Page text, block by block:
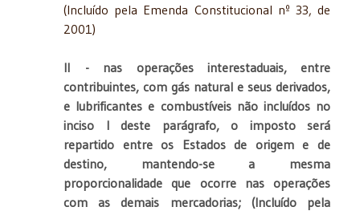
(Incluído pela Emenda Constitucional nº 33, de
2001)
II - nas operações interestaduais, entre
contribuintes, com gás natural e seus derivados,
e lubrificantes e combustíveis não incluídos no
inciso I deste parágrafo, o imposto será
repartido entre os Estados de origem e de
destino, mantendo-se a mesma
proporcionalidade que ocorre nas operações
com as demais mercadorias; (Incluído pela